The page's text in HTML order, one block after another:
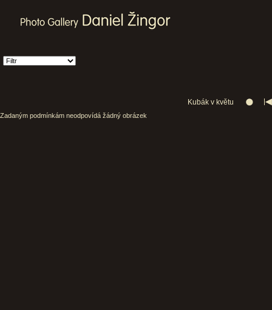
Kubák v květu
Zadaným podmínkám neodpovídá žádný obrázek